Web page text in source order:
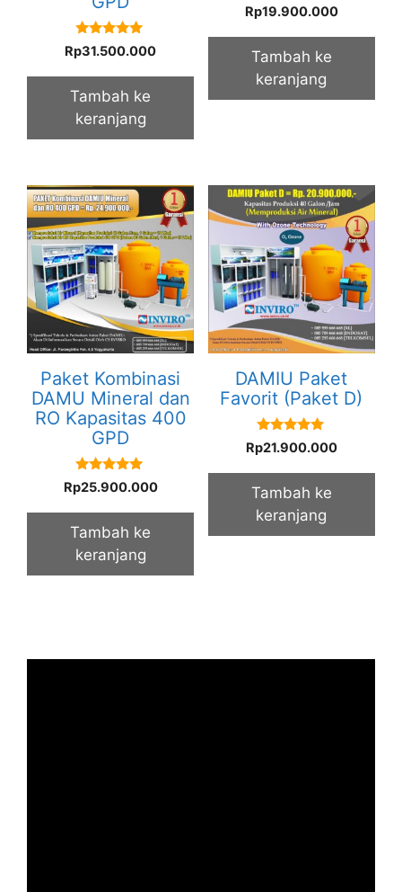
5.00
out of 5
Rp31.500.000
Tambah ke
keranjang
5.00
out of 5
Rp19.900.000
Tambah ke
keranjang
Paket Kombinasi
DAMU Mineral dan
RO Kapasitas 400
GPD
5.00
out of 5
Rp25.900.000
Tambah ke
keranjang
DAMIU Paket
Favorit (Paket D)
5.00
out of 5
Rp21.900.000
Tambah ke
keranjang